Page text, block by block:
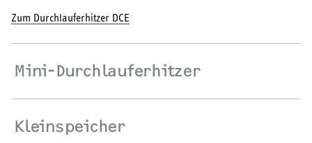
Zum Durchlauferhitzer DCE
Mini-Durchlauferhitzer
Kleinspeicher